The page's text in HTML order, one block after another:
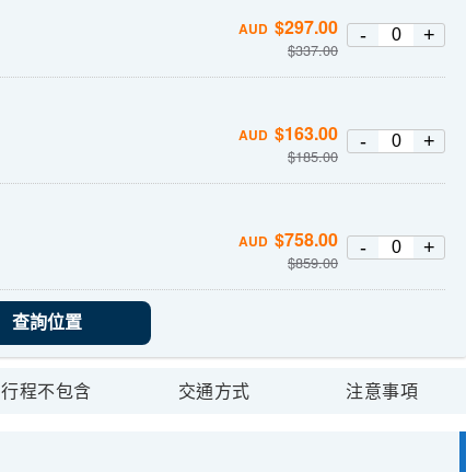
AUD $297.00
$337.00
- +
AUD $163.00
$185.00
- +
AUD $758.00
$859.00
- +
查詢位置
行程不包含 交通方式 注意事項